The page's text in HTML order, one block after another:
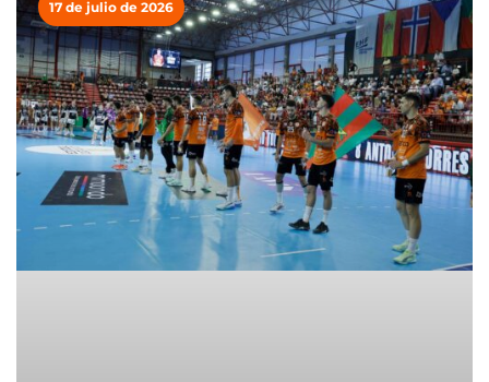
17 de julio de 2026